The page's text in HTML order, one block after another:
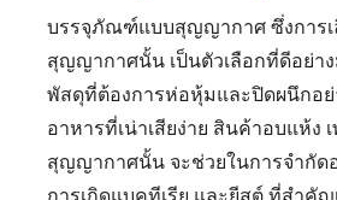
บรรจุภัณฑ์แบบสุญญากาศ ซึ่งการ
สุญญากาศนั้น เป็นตัวเลือกที่ดีอย่า
พัสดุที่ต้องการห่อหุ้มและปิดผนึกอย่
อาหารที่เน่าเสียง่าย สินค้าอบแห้ง
สุญญากาศนั้น จะช่วยในการจำกัด
การเกิดแบคทีเรีย และยีสต์ ที่สำคั